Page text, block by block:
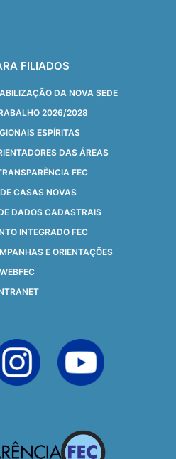
FILIADOS
DA NOVA SEDE
2026/2028
ESPÍRITAS
DAS ÁREAS
FEC
CASAS NOVAS
DADOS CADASTRAIS
INTEGRADO FEC
E ORIENTAÇÕES
WEBFEC